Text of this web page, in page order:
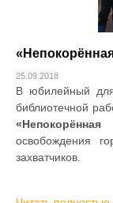
25.09.2018
В юбилейный
библиотечной
освобождения
захватчиков.